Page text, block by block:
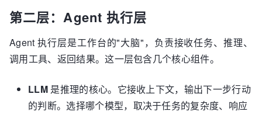
第二层：Agent 执行层
Agent 执行层是工作台的"大脑"，负责接收任务、推理、
调用工具、返回结果。这一层包含几个核心组件。
LLM是推理的核心。它接收上下文，输出下一步行动
的判断。选择哪个模型，取决于任务的复杂度、响应